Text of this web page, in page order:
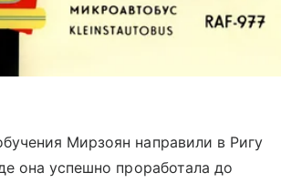
Мирзоян направили в Ригу
она успешно проработала до